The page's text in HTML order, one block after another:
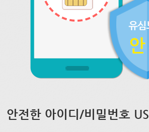
안전한 아이디/비밀번호